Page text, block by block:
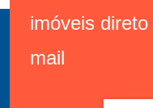
imóveis
mail